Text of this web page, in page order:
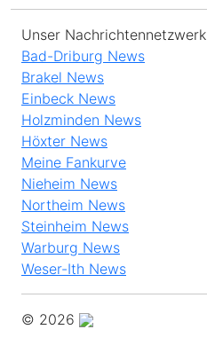
Unser Nachrichtennetzwerk
Bad-Driburg News
Brakel News
Einbeck News
Holzminden News
Höxter News
Meine Fankurve
Nieheim News
Northeim News
Steinheim News
Warburg News
Weser-Ith News
© 2026